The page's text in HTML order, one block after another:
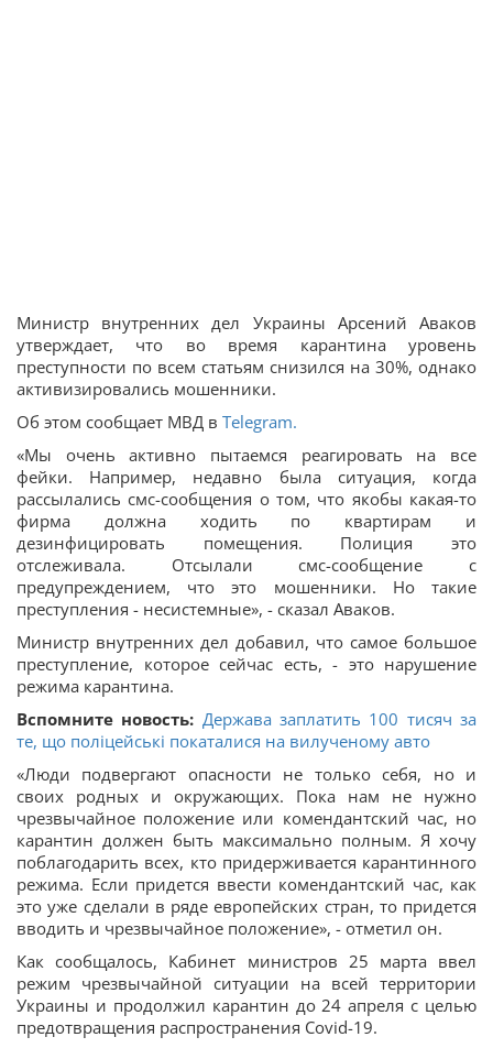
Министр внутренних дел Украины Арсений Аваков
утверждает, что во время карантина уровень
преступности по всем статьям снизился на 30%, однако
активизировались мошенники.
Об этом сообщает МВД в Telegram.
«Мы очень активно пытаемся реагировать на все
фейки. Например, недавно была ситуация, когда
рассылались смс-сообщения о том, что якобы какая-то
фирма должна ходить по квартирам и
дезинфицировать помещения. Полиция это
отслеживала. Отсылали смс-сообщение с
предупреждением, что это мошенники. Но такие
преступления - несистемные», - сказал Аваков.
Министр внутренних дел добавил, что самое большое
преступление, которое сейчас есть, - это нарушение
режима карантина.
Вспомните новость: Держава заплатить 100 тисяч за
те, що поліцейські покаталися на вилученому авто
«Люди подвергают опасности не только себя, но и
своих родных и окружающих. Пока нам не нужно
чрезвычайное положение или комендантский час, но
карантин должен быть максимально полным. Я хочу
поблагодарить всех, кто придерживается карантинного
режима. Если придется ввести комендантский час, как
это уже сделали в ряде европейских стран, то придется
вводить и чрезвычайное положение», - отметил он.
Как сообщалось, Кабинет министров 25 марта ввел
режим чрезвычайной ситуации на всей территории
Украины и продолжил карантин до 24 апреля с целью
предотвращения распространения Covid-19.